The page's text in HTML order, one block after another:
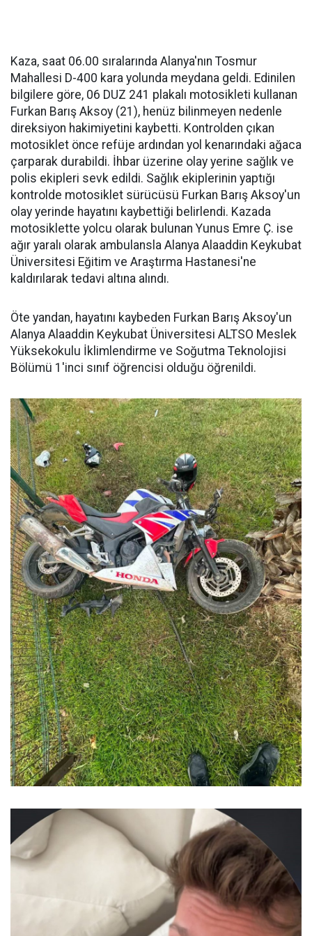
Kaza, saat 06.00 sıralarında Alanya'nın Tosmur
Mahallesi D-400 kara yolunda meydana geldi. Edinilen
bilgilere göre, 06 DUZ 241 plakalı motosikleti kullanan
Furkan Barış Aksoy (21), henüz bilinmeyen nedenle
direksiyon hakimiyetini kaybetti. Kontrolden çıkan
motosiklet önce refüje ardından yol kenarındaki ağaca
çarparak durabildi. İhbar üzerine olay yerine sağlık ve
polis ekipleri sevk edildi. Sağlık ekiplerinin yaptığı
kontrolde motosiklet sürücüsü Furkan Barış Aksoy'un
olay yerinde hayatını kaybettiği belirlendi. Kazada
motosiklette yolcu olarak bulunan Yunus Emre Ç. ise
ağır yaralı olarak ambulansla Alanya Alaaddin Keykubat
Üniversitesi Eğitim ve Araştırma Hastanesi'ne
kaldırılarak tedavi altına alındı.
Öte yandan, hayatını kaybeden Furkan Barış Aksoy'un
Alanya Alaaddin Keykubat Üniversitesi ALTSO Meslek
Yüksekokulu İklimlendirme ve Soğutma Teknolojisi
Bölümü 1'inci sınıf öğrencisi olduğu öğrenildi.